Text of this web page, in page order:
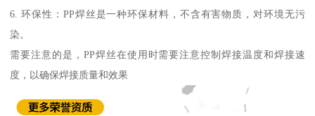
6. 环保性：PP焊丝是一种环保材料，不含有害物质，对环境无污
染。
需要注意的是，PP焊丝在使用时需要注意控制焊接温度和焊接速
度，以确保焊接质量和效果